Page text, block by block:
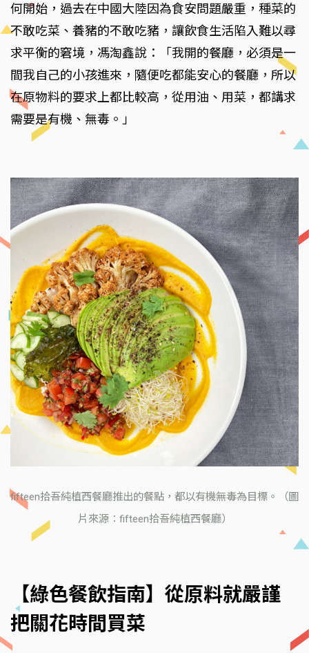
何開始，過去在中國大陸因為食安問題嚴重，種菜的
不敢吃菜、養豬的不敢吃豬，讓飲食生活陷入難以尋
求平衡的窘境，馮淘鑫說：「我開的餐廳，必須是一
間我自己的小孩進來，隨便吃都能安心的餐廳，所以
在原物料的要求上都比較高，從用油、用菜，都講求
需要是有機、無毒。」
fifteen拾吾純植西餐廳推出的餐點，都以有機無毒為目標。（圖
片來源：fifteen拾吾純植西餐廳）
【綠色餐飲指南】從原料就嚴謹
把關花時間買菜